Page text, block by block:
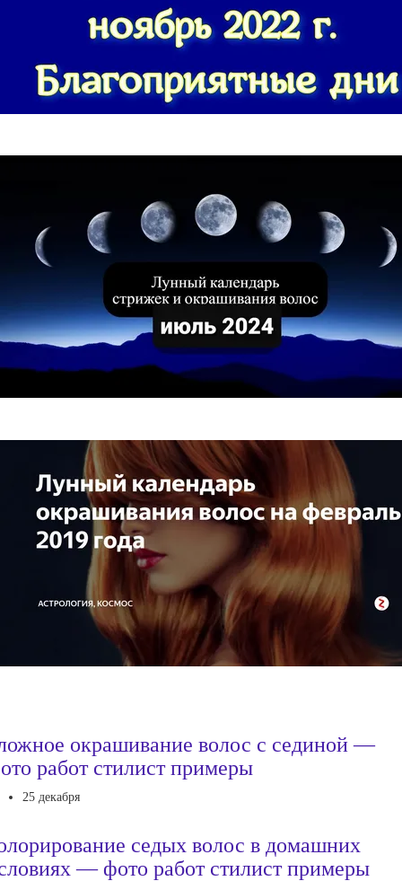
окрашивание волос с сединой —
работ стилист примеры
25 декабря
седых волос в домашних
— фото работ стилист примеры